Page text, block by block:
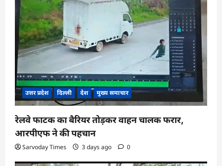
उत्तर प्रदेश दिल्ली देश मुख्य समाचार
रेलवे फाटक का बैरियर तोड़कर वाहन चालक फरार,
आरपीएफ ने की पहचान
Sarvoday Times 3 days ago 0